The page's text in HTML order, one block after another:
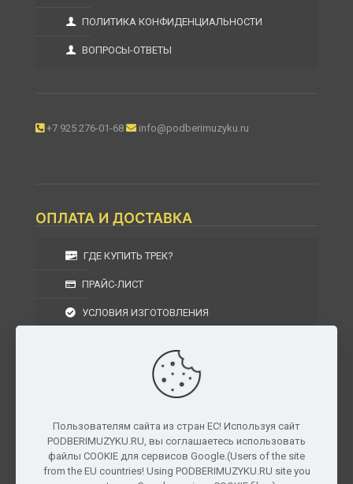
ПОЛИТИКА КОНФИДЕНЦИАЛЬНОСТИ
ВОПРОСЫ-ОТВЕТЫ
+7 925 276-01-68 info@podberimuzyku.ru
ОПЛАТА И ДОСТАВКА
ГДЕ КУПИТЬ ТРЕК?
ПРАЙС-ЛИСТ
УСЛОВИЯ ИЗГОТОВЛЕНИЯ
УСЛОВИЯ ВОЗВРАТА
г. Москва, Московская область, Центральный
федеральный округ, РФ, Россия
Пользователям сайта из стран ЕС! Используя сайт
PODBERIMUZYKU.RU, вы соглашаетесь использовать
файлы COOKIE для сервисов Google.(Users of the site
from the EU countries! Using PODBERIMUZYKU.RU site you